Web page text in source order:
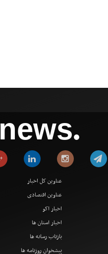
news●
عناوین کل اخبار
عناوین اقتصادی
اخبار اکو
اخبار استان ها
بازتاب رسانه ها
پیشخوان روزنامه ها